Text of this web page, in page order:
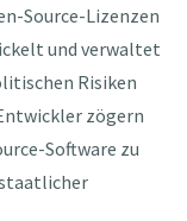
Source-Lizenzen
und verwaltet
Risiken
zögern
Software zu